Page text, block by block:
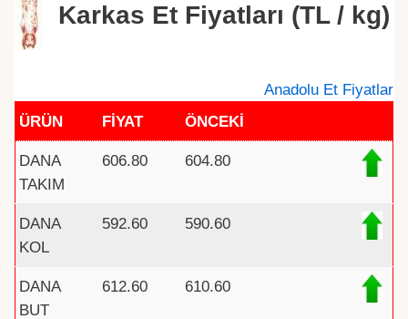
Karkas Et Fiyatları (TL / kg)
Anadolu Et Fiyatlar
ÜRÜN
FİYAT ÖNCEKİ
DANA
TAKIM
606.80 604.80
DANA
KOL
592.60 590.60
DANA
BUT
612.60 610.60